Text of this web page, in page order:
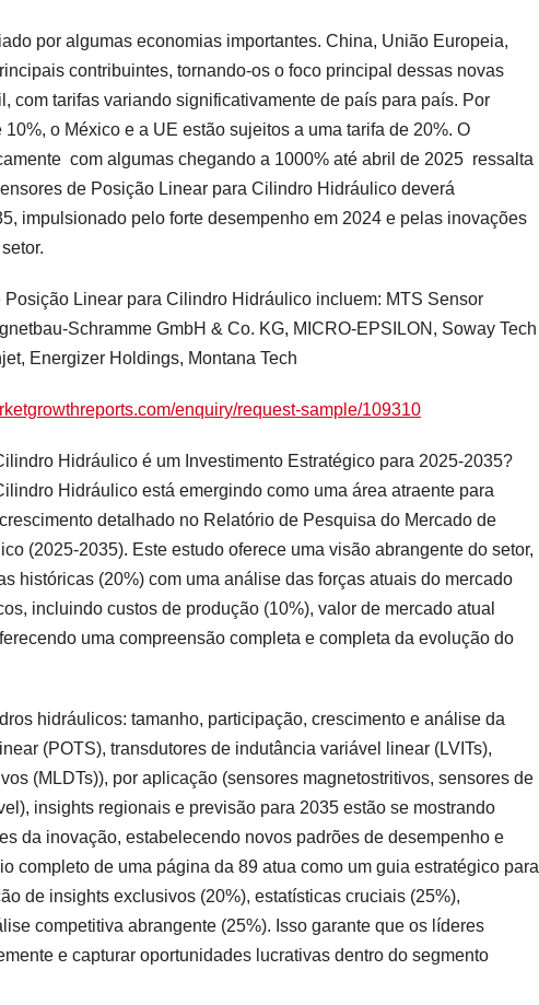
por algumas economias importantes. China, União Europeia,
contribuintes, tornando-os o foco principal dessas novas
com tarifas variando significativamente de país para país. Por
o México e a UE estão sujeitos a uma tarifa de 20%. O
 com algumas chegando a 1000% até abril de 2025  ressalta
de Posição Linear para Cilindro Hidráulico deverá
impulsionado pelo forte desempenho em 2024 e pelas inovações
Linear para Cilindro Hidráulico incluem: MTS Sensor
Schramme GmbH & Co. KG, MICRO-EPSILON, Soway Tech
Energizer Holdings, Montana Tech
enquiry/request-sample/109310
Hidráulico é um Investimento Estratégico para 2025-2035?
Hidráulico está emergindo como uma área atraente para
detalhado no Relatório de Pesquisa do Mercado de
(2025-2035). Este estudo oferece uma visão abrangente do setor,
históricas (20%) com uma análise das forças atuais do mercado
incluindo custos de produção (10%), valor de mercado atual
uma compreensão completa e completa da evolução do
hidráulicos: tamanho, participação, crescimento e análise da
(POTS), transdutores de indutância variável linear (LVITs),
(MLDTs)), por aplicação (sensores magnetostritivos, sensores de
insights regionais e previsão para 2035 estão se mostrando
da inovação, estabelecendo novos padrões de desempenho e
completo de uma página da 89 atua como um guia estratégico para
de insights exclusivos (20%), estatísticas cruciais (25%),
competitiva abrangente (25%). Isso garante que os líderes
e capturar oportunidades lucrativas dentro do segmento